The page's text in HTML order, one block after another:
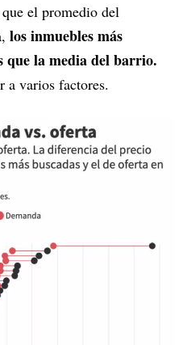
el promedio del
los inmuebles más
que la media del barrio.
a varios factores.